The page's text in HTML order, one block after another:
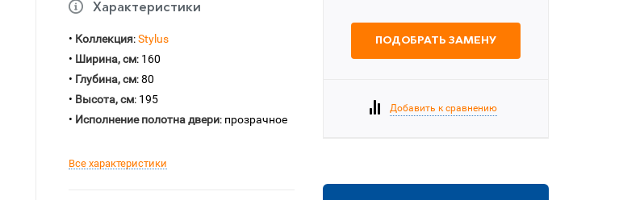
Характеристики
• Коллекция:Stylus
• Ширина, см: 160
• Глубина, см: 80
• Высота, см: 195
• Исполнение полотна двери: прозрачное
Все характеристики
ПОДОБРАТЬ ЗАМЕНУ
Добавить к сравнению